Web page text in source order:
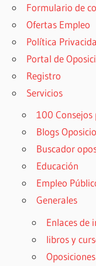
Formulario de
Ofertas Empleo
Política
Portal de
Registro
Servicios
100 Consejos
Blogs
Buscador
Educación
Empleo
Generales
Enlaces de
libros y